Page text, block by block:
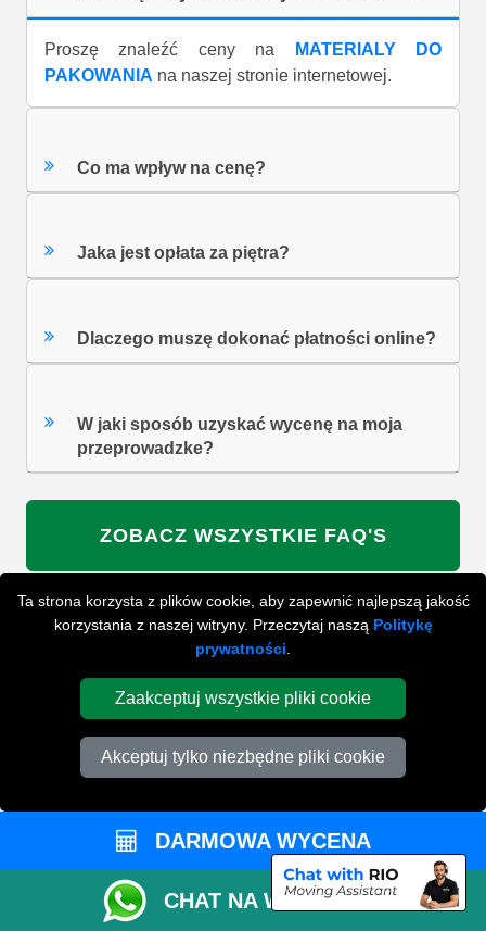
Ta strona korzysta z plików cookie, aby zapewnić najlepszą jakość
korzystania z naszej witryny. Przeczytaj naszą Politykę
prywatności
Zaakceptuj wszystkie pliki cookie
Akceptuj tylko niezbędne pliki cookie
Proszę znaleźć ceny na
MATERIALY DO
PAKOWANIA na naszej stronie internetowej.
Co ma wpływ na cenę?
Jaka jest opłata za piętra?
Dlaczego muszę dokonać płatności online?
W jaki sposób uzyskać wycenę na moja
przeprowadzke?
ZOBACZ WSZYSTKIE FAQ'S
WYSZUKAJ W NAJCZĘŚCIEJ ZADAWANYCH
ZACZNIJ WPISYWAĆ SWOJE PYTANIE I WYBIERZ Z
PONIŻSZYCH WYNIKÓW
PRZYGOTUJ SIĘ DO SWOJEJ
DARMOWA WYCENA
CHAT NA WHATSAPP